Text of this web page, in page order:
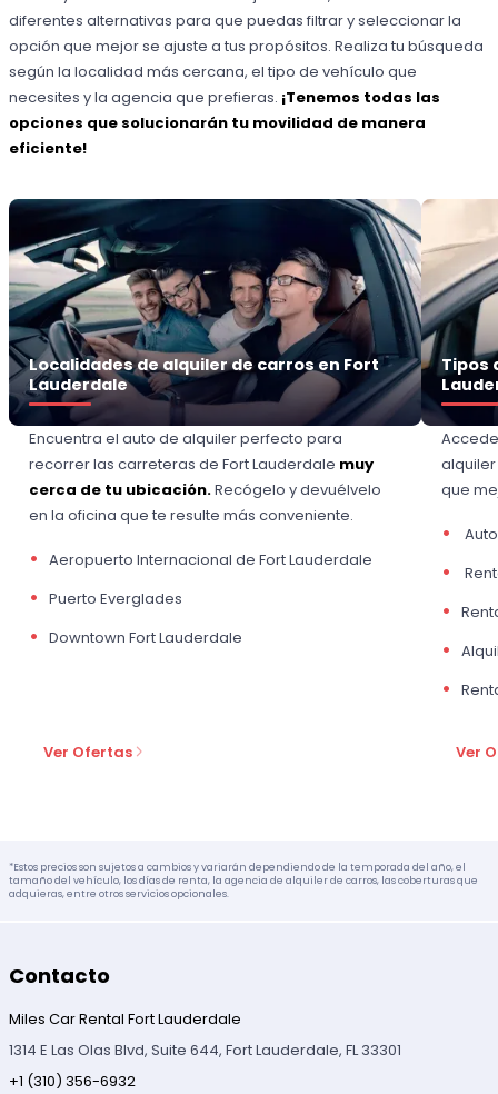
diferentes alternativas para que puedas filtrar y seleccionar la
opción que mejor se ajuste a tus propósitos. Realiza tu búsqueda
según la localidad más cercana, el tipo de vehículo que
necesites y la agencia que prefieras. ¡Tenemos todas las
opciones que solucionarán tu movilidad de manera
eficiente!
Localidades de alquiler de carros en Fort
Lauderdale
Encuentra el auto de alquiler perfecto para
recorrer las carreteras de Fort Lauderdale muy
cerca de tu ubicación.Recógelo y devuélvelo
en la oficina que te resulte más conveniente.
Aeropuerto Internacional de Fort Lauderdale
Puerto Everglades
Downtown Fort Lauderdale
Ver Ofertas
Tipos
alquiler
que
Ver
*Estos precios son sujetos a cambios y variarán dependiendo de la temporada del año, el
tamaño del vehículo, los días de renta, la agencia de alquiler de carros, las coberturas que
adquieras, entre otros servicios opcionales.
Contacto
Miles Car Rental Fort Lauderdale
1314 E Las Olas Blvd, Suite 644, Fort Lauderdale, FL 33301
+1 (310) 356-6932